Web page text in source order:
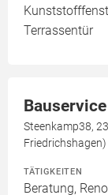
Terrassentür
Steenkamp38,
Friedrichshagen)
TÄTIGKEITEN
Beratung,